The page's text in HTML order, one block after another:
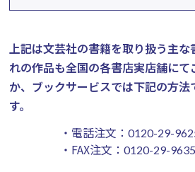
上記は文芸社の書籍を取り扱う主な
れの作品も全国の各書店実店舗に
か、ブックサービスでは下記の方
す。
・電話注文： 0120-29-
・FAX注文： 0120-29-9635